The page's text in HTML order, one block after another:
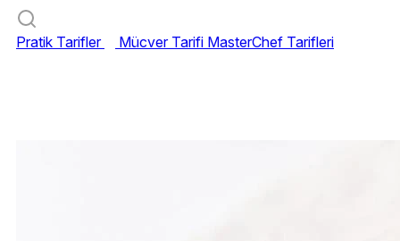
Pratik Tarifler Mücver Tarifi MasterChef Tarifleri